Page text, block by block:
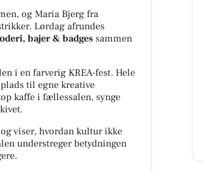
og Maria Bjerg fra
. Lørdag afrundes
bajer & badgessammen
i en farverig KREA-fest. Hele
til egne kreative
kaffe i fællessalen, synge
viser, hvordan kultur ikke
understreger betydningen
Oscar Biludlejning
BILUDLEJNING Lej en lille
personbil for 3.000 kr. om mdr.
med fri km (ex brændstof)! Vi står
for vedligehold og service af b...
Åbn opslaget